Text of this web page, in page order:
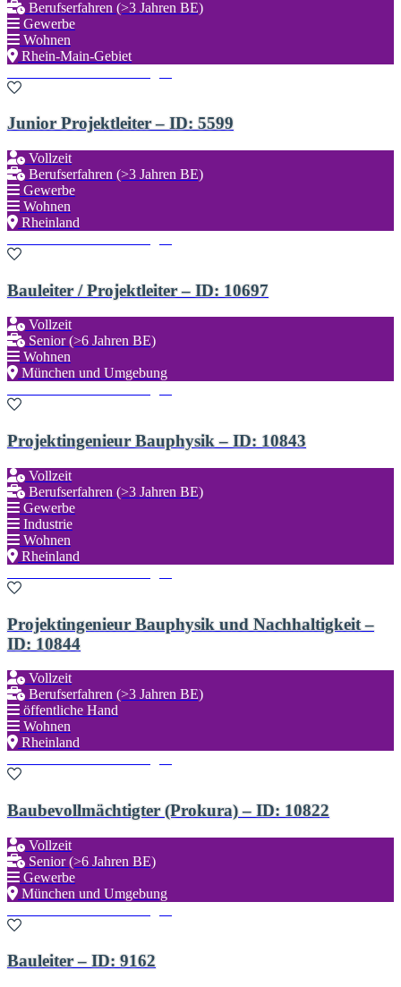
Berufserfahren (>3 Jahren BE)
Gewerbe
Wohnen
Rhein-Main-Gebiet
Junior Projektleiter – ID: 5599
Vollzeit
Berufserfahren (>3 Jahren BE)
Gewerbe
Wohnen
Rheinland
Bauleiter / Projektleiter – ID: 10697
Vollzeit
Senior (>6 Jahren BE)
Wohnen
München und Umgebung
Projektingenieur Bauphysik – ID: 10843
Vollzeit
Berufserfahren (>3 Jahren BE)
Gewerbe
Industrie
Wohnen
Rheinland
Projektingenieur Bauphysik und Nachhaltigkeit –
ID: 10844
Vollzeit
Berufserfahren (>3 Jahren BE)
öffentliche Hand
Wohnen
Rheinland
Baubevollmächtigter (Prokura) – ID: 10822
Vollzeit
Senior (>6 Jahren BE)
Gewerbe
München und Umgebung
Bauleiter – ID: 9162